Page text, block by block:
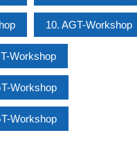
10. AGT-Workshop
Workshop
Workshop
Workshop